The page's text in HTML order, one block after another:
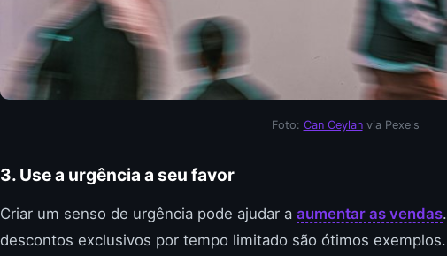
Foto: Can Ceylanvia Pexels
3. Use a urgência a seu favor
Criar um senso de urgência pode ajudar a aumentar as vendas
descontos exclusivos por tempo limitado são ótimos